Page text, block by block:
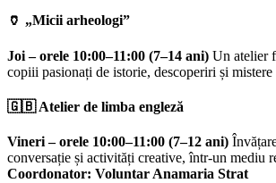
🏺 „Micii arheologi”
Joi – orele 10:00–11:00 (7–14 ani) Un atelier
copiii pasionați de istorie, descoperiri și
🇬🇧Atelier de limba engleză
Vineri – orele 10:00–11:00 (7–12 ani)
conversație și activități creative, într-un mediu
Coordonator: Voluntar Anamaria Strat